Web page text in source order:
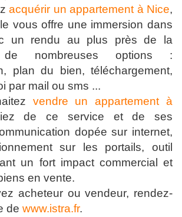
acquérir un appartement à Nice,
vous offre une immersion dans
un rendu au plus près de la
nombreuses options :
plan du bien, téléchargement,
par mail ou sms ...
vendre un appartement à
de ce service et de ses
dopée sur internet,
sur les portails, outil
un fort impact commercial et
en vente.
acheteur ou vendeur, rendez-
de www.istra.fr.